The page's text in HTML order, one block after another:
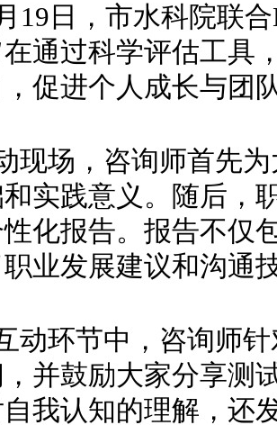
日，市水科院联合
通过科学评估工具
促进个人成长与团
场，咨询师首先为
实践意义。随后，
化报告。报告不仅
业发展建议和沟通
环节中，咨询师针
并鼓励大家分享测
我认知的理解，还